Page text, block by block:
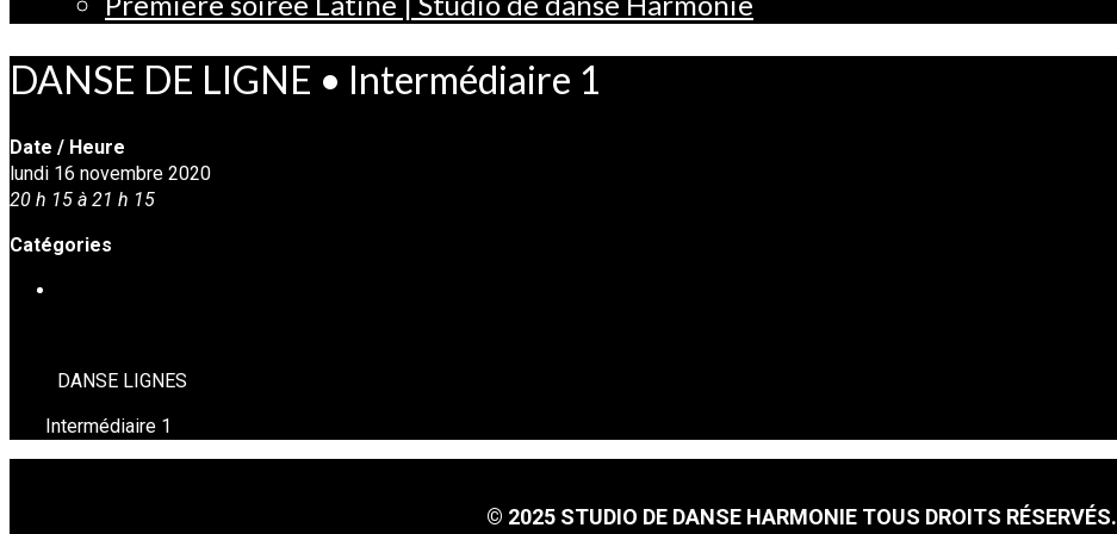
DANSE DE LIGNE • Intermédiaire 1
Date / Heure
lundi 16 novembre 2020
20 h 15 à 21 h 15
Catégories
DANSE LIGNES
Intermédiaire 1
© 2025 STUDIO DE DANSE HARMONIE TOUS DROITS RÉSERVÉS.